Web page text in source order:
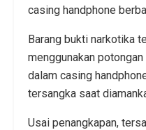
casing handphone
Barang bukti narkotika
menggunakan
dalam casing
tersangka saat
Usai penangkapan,